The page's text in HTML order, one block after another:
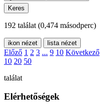
Keres
192 találat (0,474 másodperc)
ikon nézet lista nézet
Előző 1 2 3 ... 9 10 Következő
10 20 50
találat
Elérhetőségek